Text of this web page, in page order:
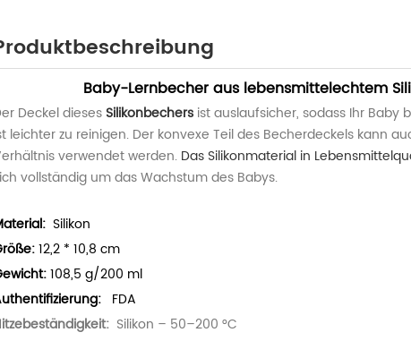
Baby-Lernbecher aus lebensmittelechtem
Deckel diesesSilikonbechersist auslaufsicher, sodass Ihr Baby
leichter zu reinigen. Der konvexe Teil des Becherdeckels kann
verwendet werden. Das Silikonmaterial in
vollständig um das Wachstum des Babys.
Silikon
12,2 * 10,8 cm
108,5 g/200 ml
FDA
Silikon – 50–200 °C